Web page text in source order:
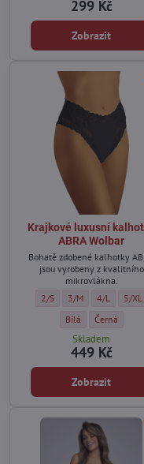
299 Kč
Zobrazit
Krajkové luxusní
ABRA Wolbar
Bohatě zdobené kalhotky
jsou vyrobeny z kvalitního
mikrovlákna.
Krajkové luxusní kalhotky
2/S Krajkové luxusní
3/M Krajkové
4/L
5/XL
Krajkové luxusní
Bílá Krajkové
Černá
Skladem
449 Kč
Zobrazit